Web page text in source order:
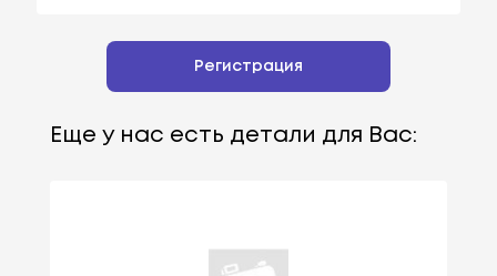
Регистрация
Еще у нас есть детали для Вас: